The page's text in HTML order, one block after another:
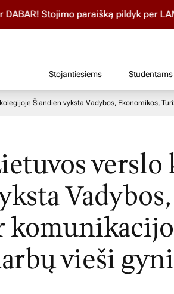
Stojimo paraišką pildyk per LAMA
Stojantiesiems Studentams
Šiandien vyksta Vadybos, Ekonomikos,
vieši